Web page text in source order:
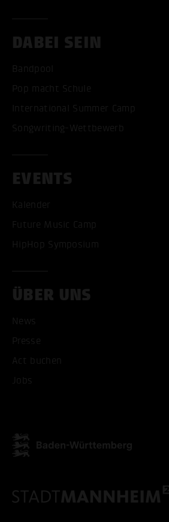
DABEI SEIN
Bandpool
Pop macht Schule
International Summer Camp
Songwriting-Wettbewerb
EVENTS
Kalender
Future Music Camp
HipHop Symposium
ÜBER UNS
News
Presse
Act buchen
Jobs